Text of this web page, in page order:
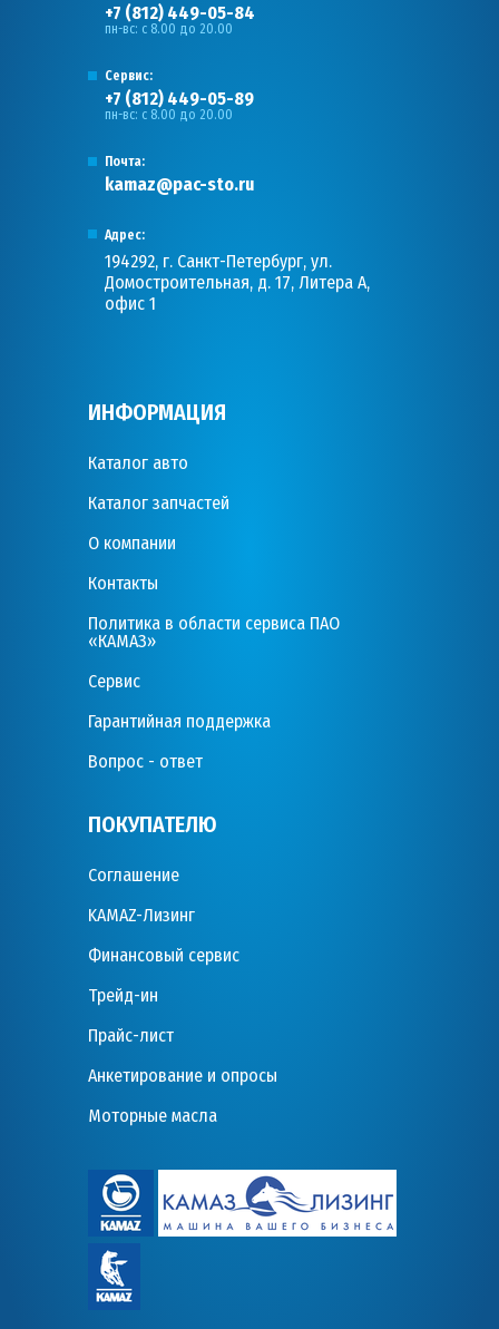
+7 (812) 449-05-84
пн-вс: с 8.00 до 20.00
Сервис:
+7 (812) 449-05-89
пн-вс: с 8.00 до 20.00
Почта:
kamaz@pac-sto.ru
Адрес:
194292, г. Санкт-Петербург, ул.
Домостроительная, д. 17, Литера А,
офис 1
ИНФОРМАЦИЯ
Каталог авто
Каталог запчастей
О компании
Контакты
Политика в области сервиса ПАО
«КАМАЗ»
Сервис
Гарантийная поддержка
Вопрос - ответ
ПОКУПАТЕЛЮ
Соглашение
KAMAZ-Лизинг
Финансовый сервис
Трейд-ин
Прайс-лист
Анкетирование и опросы
Моторные масла